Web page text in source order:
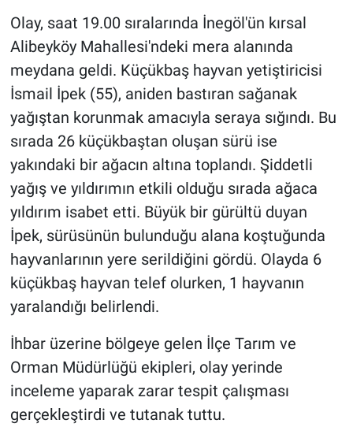
Olay, saat 19.00 sıralarında İnegöl'ün kırsal
Alibeyköy Mahallesi'ndeki mera alanında
meydana geldi. Küçükbaş hayvan yetiştiricisi
İsmail İpek (55), aniden bastıran sağanak
yağıştan korunmak amacıyla seraya sığındı. Bu
sırada 26 küçükbaştan oluşan sürü ise
yakındaki bir ağacın altına toplandı. Şiddetli
yağış ve yıldırımın etkili olduğu sırada ağaca
yıldırım isabet etti. Büyük bir gürültü duyan
İpek, sürüsünün bulunduğu alana koştuğunda
hayvanlarının yere serildiğini gördü. Olayda 6
küçükbaş hayvan telef olurken, 1 hayvanın
yaralandığı belirlendi.
İhbar üzerine bölgeye gelen İlçe Tarım ve
Orman Müdürlüğü ekipleri, olay yerinde
inceleme yaparak zarar tespit çalışması
gerçekleştirdi ve tutanak tuttu.